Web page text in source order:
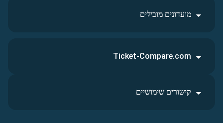
מועדונים מובילים
Ticket-Compare.com
קישורים שימושיים